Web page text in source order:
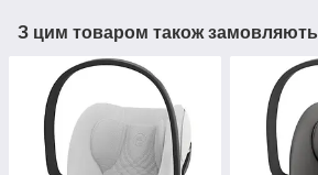
З цим товаром також замовляють